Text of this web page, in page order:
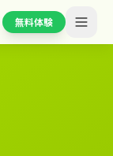
無料体験